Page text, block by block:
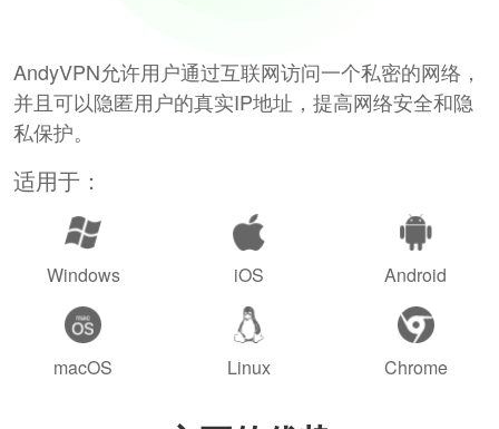
AndyVPN允许用户通过互联网访问一个私密的网络，
并且可以隐匿用户的真实IP地址，提高网络安全和隐
私保护。
适用于：
Windows iOS Android
macOS Linux Chrome